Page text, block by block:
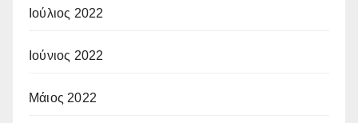
Ιούλιος 2022
Ιούνιος 2022
Μάιος 2022